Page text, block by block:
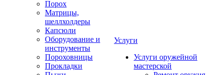
Порох
Матрицы,
шеллхолдеры
Капсюли
Оборудование и
инструменты
Пороховницы
Прокладки
Услуги
Услуги оружейной
мастерской